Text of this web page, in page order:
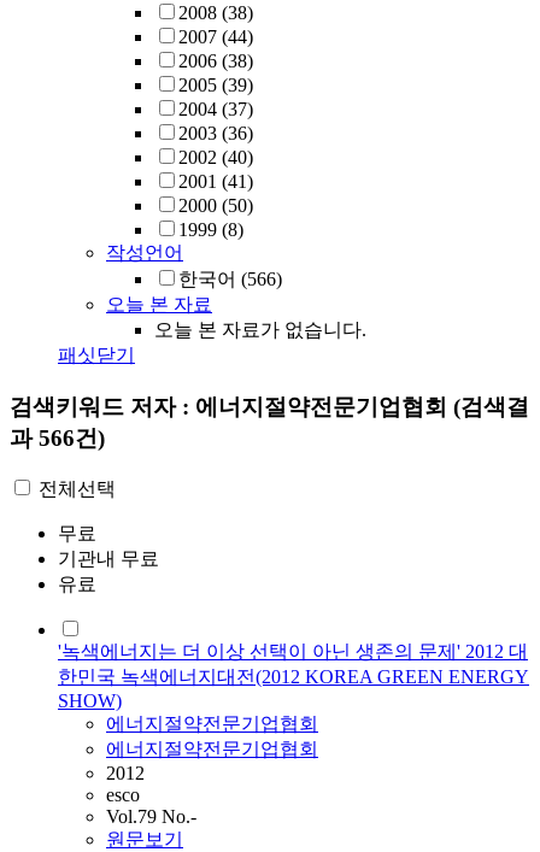
2008 (38)
2007 (44)
2006 (38)
2005 (39)
2004 (37)
2003 (36)
2002 (40)
2001 (41)
2000 (50)
1999 (8)
작성언어
한국어 (566)
오늘 본 자료
오늘 본 자료가 없습니다.
패싯닫기
검색키워드 저자 : 에너지절약전문기업협회 (검색결
과 566건)
전체선택
무료
기관내 무료
유료
'녹색에너지는 더 이상 선택이 아닌 생존의 문제' 2012 대
한민국 녹색에너지대전(2012 KOREA GREEN ENERGY
SHOW)
에너지절약전문기업협회
에너지절약전문기업협회
2012
esco
Vol.79 No.-
원문보기